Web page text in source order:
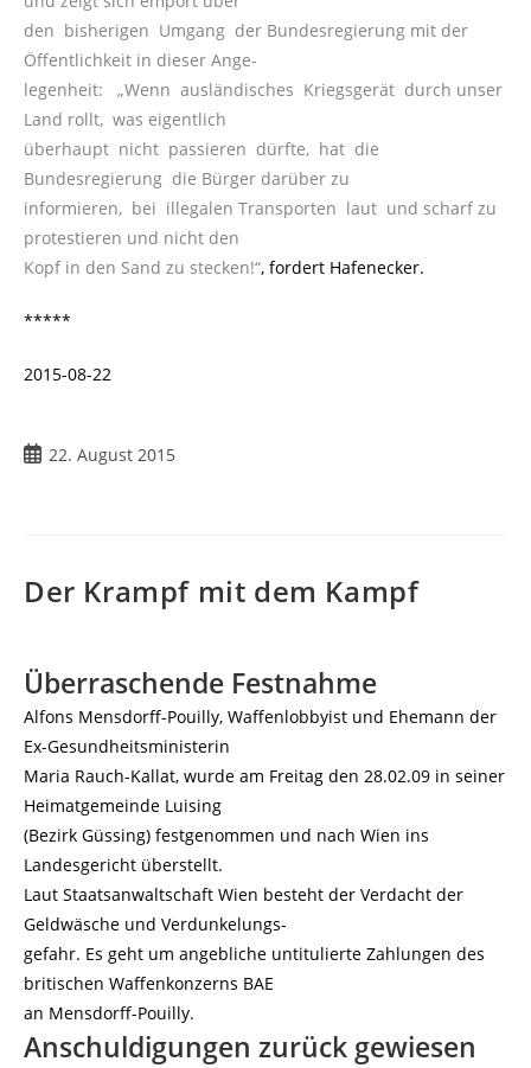
den bisherigen Umgang der Bundesregierung mit der
Öffentlichkeit in dieser Ange-
legenheit: „Wenn ausländisches Kriegsgerät durch unser
Land rollt, was eigentlich
überhaupt nicht passieren dürfte, hat die
Bundesregierung die Bürger darüber zu
informieren, bei illegalen Transporten laut und scharf zu
protestieren und nicht den
Kopf in den Sand zu stecken!“, fordert Hafenecker.
*****
2015-08-22
Beitrag
22. August 2015
Der Krampf mit dem Kampf
Überraschende Festnahme
Alfons Mensdorff-Pouilly, Waffenlobbyist und Ehemann der
Ex-Gesundheitsministerin
Maria Rauch-Kallat, wurde am Freitag den 28.02.09 in seiner
Heimatgemeinde Luising
(Bezirk Güssing) festgenommen und nach Wien ins
Landesgericht überstellt.
Laut Staatsanwaltschaft Wien besteht der Verdacht der
Geldwäsche und Verdunkelungs-
gefahr. Es geht um angebliche untitulierte Zahlungen des
britischen Waffenkonzerns BAE
an Mensdorff-Pouilly.
Anschuldigungen zurück gewiesen